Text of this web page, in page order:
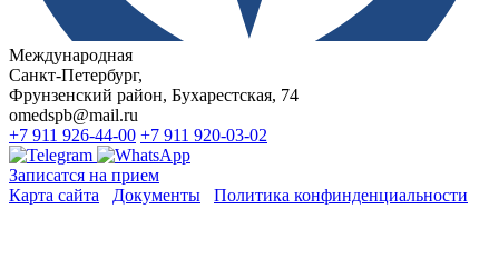
Международная
Санкт-Петербург,
Фрунзенский район, Бухарестская, 74
omedspb@mail.ru
+7 911 926-44-00 +7 911 920-03-02
Записатся на прием
Карта сайта
Документы Политика конфинденциальности